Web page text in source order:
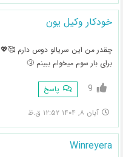
خودکار وکیل یون
چقدر من این سریالو دوس دارم 🥰💖
برای بار سوم میخوام ببینم 🤧
9 پاسخ
آبان ۸, ۱۴۰۴ ۱۲:۵۲ ق.ظ
Winreyera